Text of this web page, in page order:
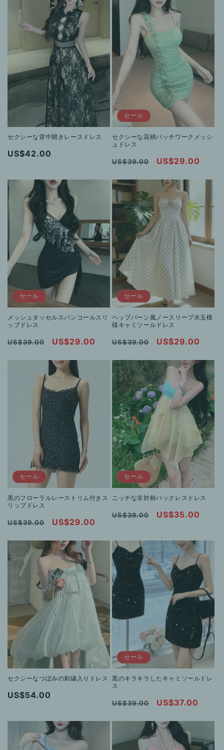
ル
価
格
価
ル
価
セクシーな背中開きレースドレス
通
価
格
US$42.00
セール
セクシーな花柄パッチワークメッシ
ュドレス
通
価
格
US$39.00
セ
ル
価
格
US$29.00
セール
メッシュタッセルスパンコールスリ
ップドレス
通
US$39.00
セ
ル
価
格
US$29.00
セール
ヘップバーン風ノースリーブ水玉模
様キャミソールドレス
通
価
格
US$39.00
セ
ル
価
格
US$29.00
セール
黒のフローラルレーストリム付きス
リップドレス
通
格
US$39.00
セ
ル
価
格
US$29.00
セール
ニッチな非対称バックレスドレス
通
価
格
US$39.00
セ
ル
価
格
US$35.00
セクシーなつぼみの刺繍入りドレス
通
価
US$54.00
セール
黒のキラキラしたキャミソールドレ
ス
通
US$39.00
セ
ル
価
US$37.00